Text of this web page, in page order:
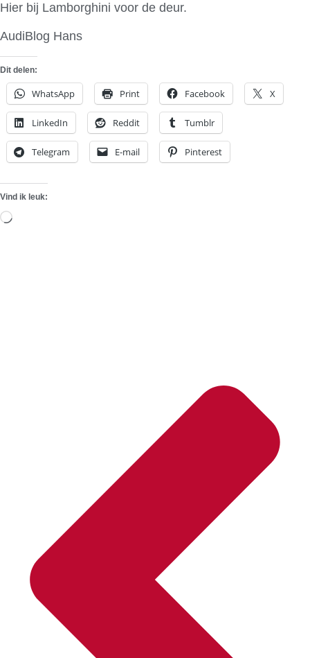
Hier bij Lamborghini voor de deur.
AudiBlog Hans
Dit delen:
WhatsApp Print Facebook X
LinkedIn Reddit Tumblr
Telegram E-mail Pinterest
Vind ik leuk:
Aan